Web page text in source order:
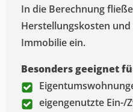
In die Berechnung
Herstellungskosten
Immobilie ein.
Besonders geeignet
eigengenutzte Ein-/